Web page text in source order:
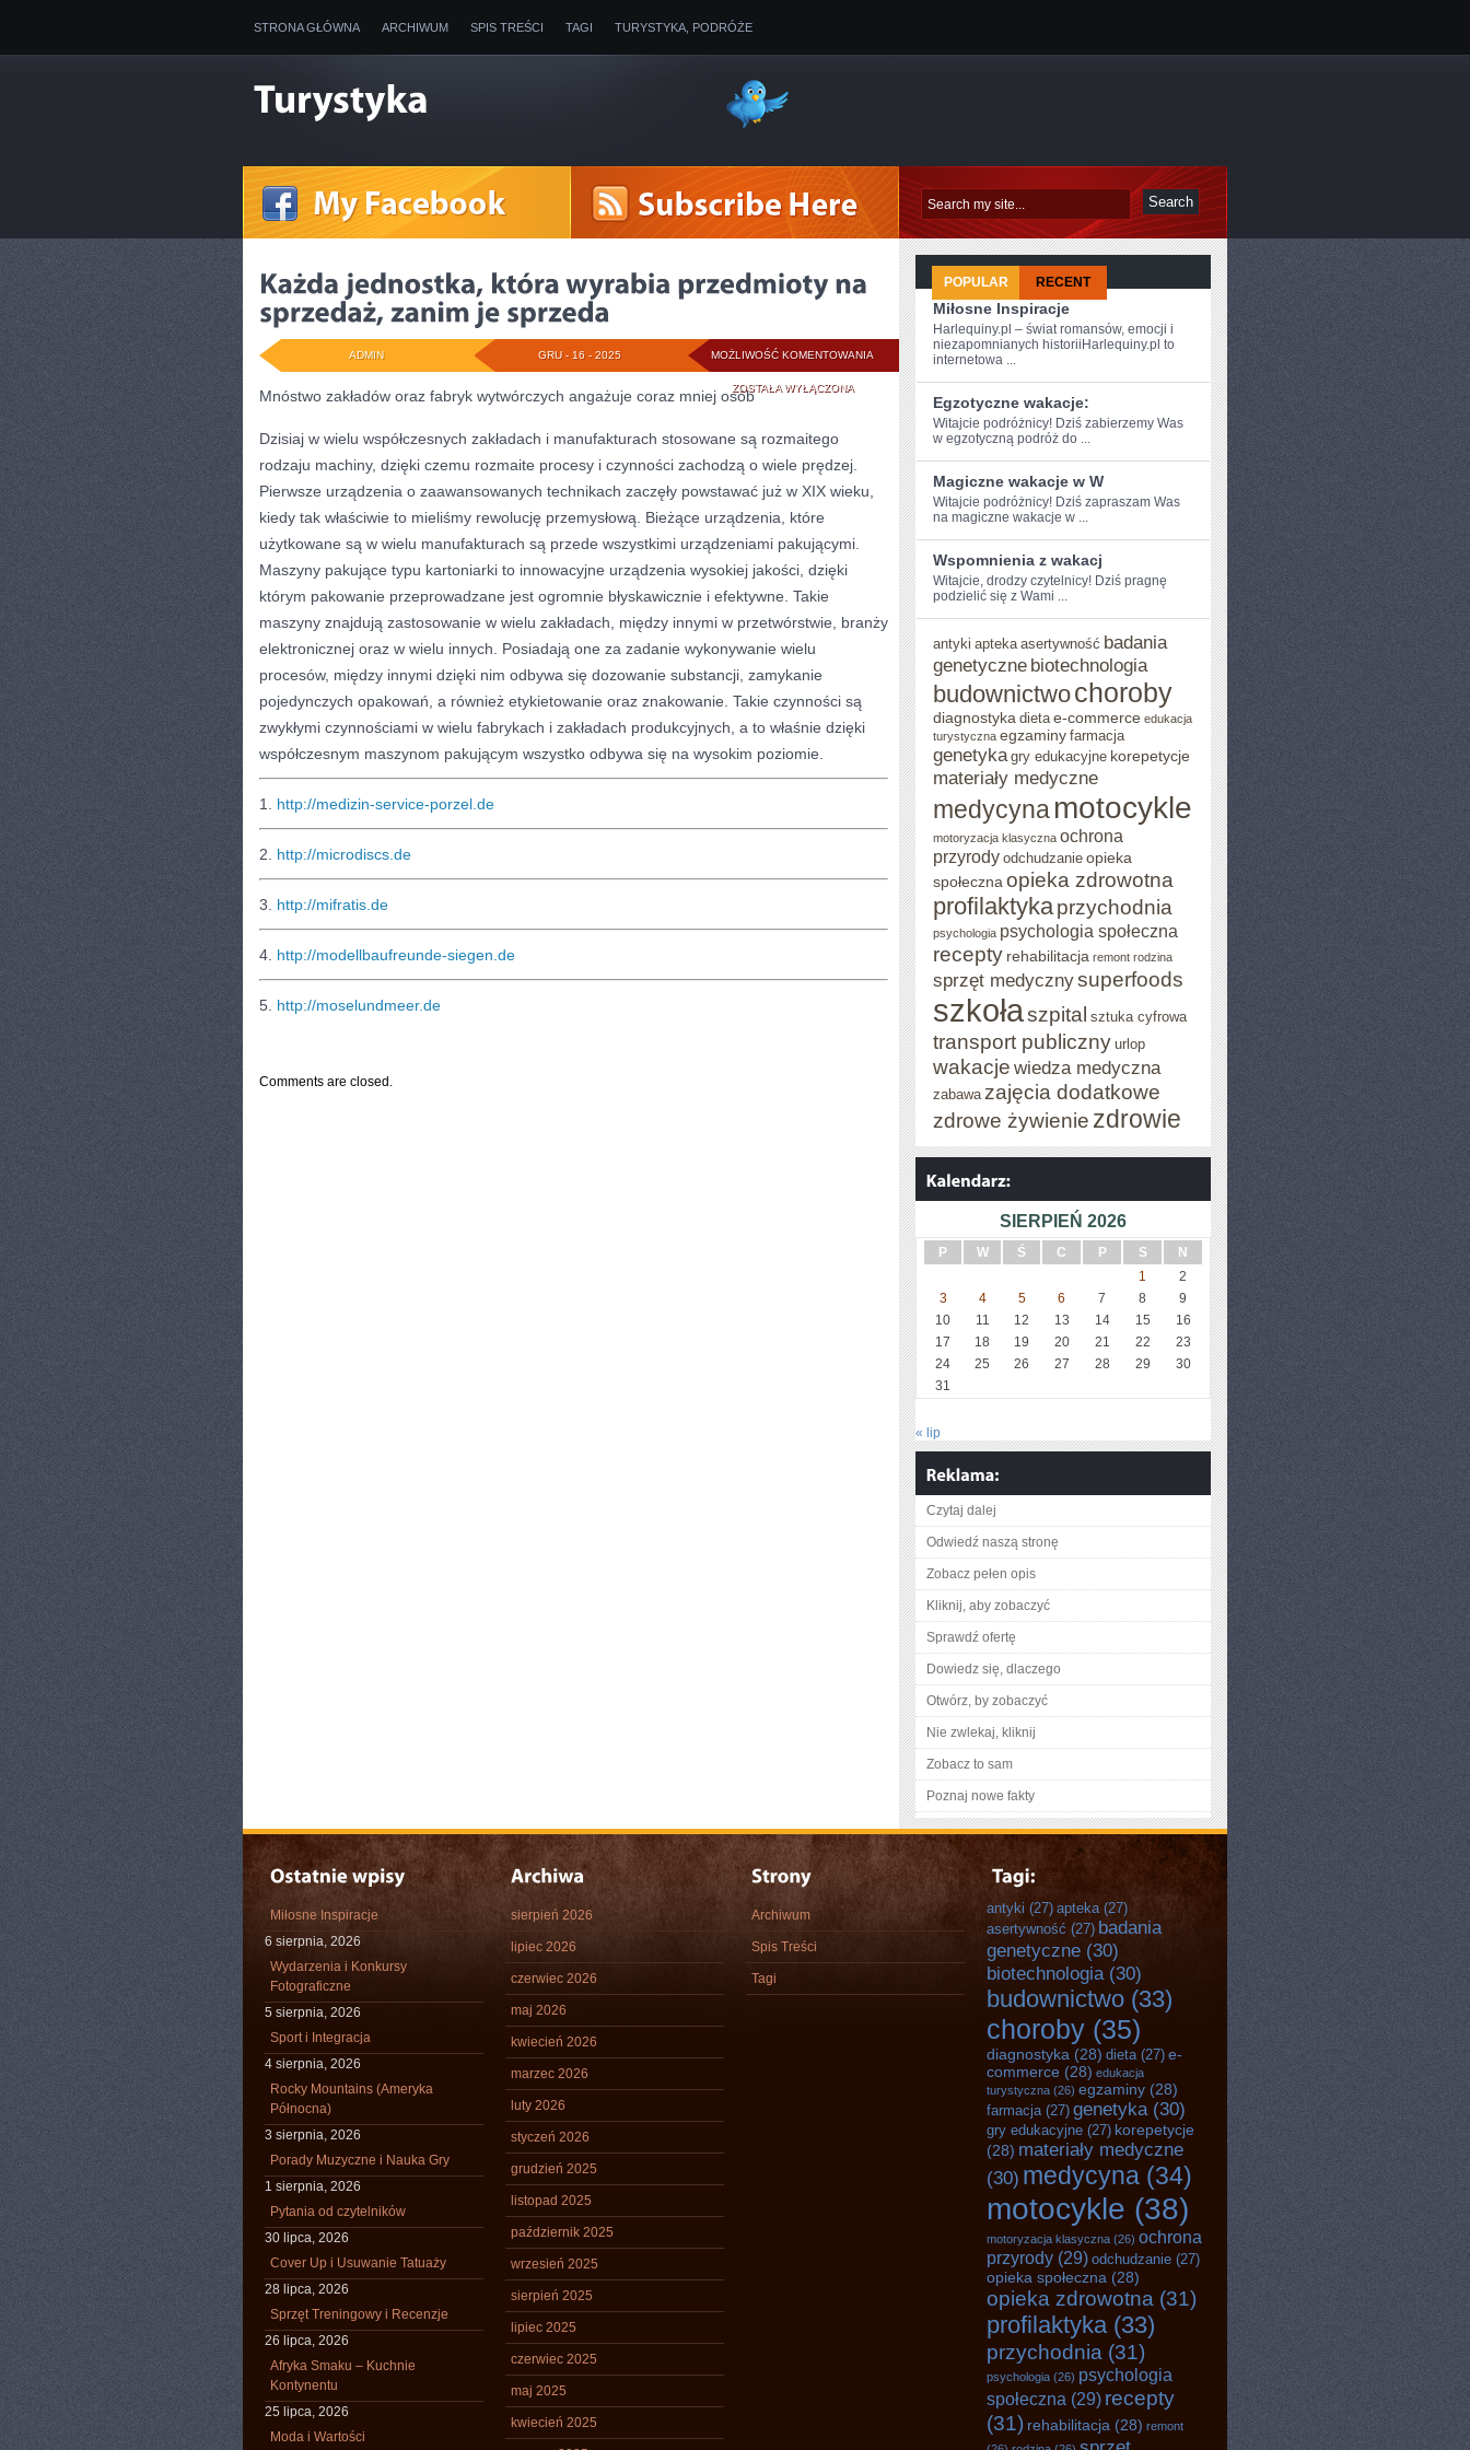
STRONA GŁÓWNA ARCHIWUM SPIS TREŚCI TAGI TURYSTYKA, PODRÓŻE
MOŻLIWOŚĆ KOMENTOWANIA KAŻDA
JEDNOSTKA,
KTÓRA
WYRABIA
PRZEDMIOTY
SPRZEDAŻ,
ZANIM
JE
SPRZEDA
ZOSTAŁA WYŁĄCZONA
GRU - 16 - 2025
ADMIN
Mnóstwo zakładów oraz fabryk wytwórczych angażuje coraz mniej osób
Dzisiaj w wielu współczesnych zakładach i manufakturach stosowane są rozmaitego
rodzaju machiny, dzięki czemu rozmaite procesy i czynności zachodzą o wiele prędzej.
Pierwsze urządzenia o zaawansowanych technikach zaczęły powstawać już w XIX wieku,
kiedy tak właściwie to mieliśmy rewolucję przemysłową. Bieżące urządzenia, które
użytkowane są w wielu manufakturach są przede wszystkimi urządzeniami pakującymi.
Maszyny pakujące typu kartoniarki to innowacyjne urządzenia wysokiej jakości, dzięki
którym pakowanie przeprowadzane jest ogromnie błyskawicznie i efektywne. Takie
maszyny znajdują zastosowanie w wielu zakładach, między innymi w przetwórstwie, branży
elektronicznej oraz w wielu innych. Posiadają one za zadanie wykonywanie wielu
procesów, między innymi dzięki nim odbywa się dozowanie substancji, zamykanie
pojedynczych opakowań, a również etykietowanie oraz znakowanie. Takie czynności są
zwykłymi czynnościami w wielu fabrykach i zakładach produkcyjnych, a to właśnie dzięki
współczesnym maszynom pakującym wszystko odbywa się na wysokim poziomie.
1. http://medizin-service-porzel.de
2. http://microdiscs.de
3. http://mifratis.de
4. http://modellbaufreunde-siegen.de
5. http://moselundmeer.de
Comments are closed.
POPULAR RECENT
Miłosne Inspiracje
Harlequiny.pl – świat romansów, emocji i
niezapomnianych historiiHarlequiny.pl to
internetowa ...
Egzotyczne wakacje:
Witajcie podróżnicy! Dziś zabierzemy Was
w egzotyczną podróż do⁣ ...
Magiczne wakacje w W
Witajcie podróżnicy! Dziś zapraszam Was
na magiczne wakacje w ...
Wspomnienia z wakacj
Witajcie, ⁣drodzy ‌czytelnicy! Dziś ​pragnę
podzielić się z Wami ...
antyki apteka asertywność badania
genetyczne biotechnologia
budownictwochoroby
diagnostyka dieta e-commerce edukacja
turystyczna egzaminy farmacja
genetyka gry edukacyjne korepetycje
materiały medyczne
medycynamotocykle
motoryzacja klasyczna ochrona
przyrody odchudzanie opieka
społeczna opieka zdrowotna
profilaktykaprzychodnia
psychologia psychologia społeczna
recepty rehabilitacja remont rodzina
sprzęt medycznysuperfoods
szkołaszpital sztuka cyfrowa
transport publiczny urlop
wakacje wiedza medyczna
zabawa zajęcia dodatkowe
zdrowe żywienie zdrowie
SIERPIEŃ 2026
P W Ś C P S
N
1
2
3
4 5 6 7 8
9
10
11 12 13 14 15
16
17
18 19 20 21 22
23
24
25 26 27 28 29
30
31
« lip
Czytaj dalej
Odwiedź naszą stronę
Zobacz pełen opis
Kliknij, aby zobaczyć
Sprawdź ofertę
Dowiedz się, dlaczego
Otwórz, by zobaczyć
Nie zwlekaj, kliknij
Zobacz to sam
Poznaj nowe fakty
Miłosne Inspiracje
6 sierpnia, 2026
Wydarzenia i Konkursy
Fotograficzne
5 sierpnia, 2026
Sport i Integracja
4 sierpnia, 2026
Rocky Mountains (Ameryka
Północna)
3 sierpnia, 2026
Porady Muzyczne i Nauka Gry
1 sierpnia, 2026
Pytania od czytelników
30 lipca, 2026
Cover Up i Usuwanie Tatuaży
28 lipca, 2026
Sprzęt Treningowy i Recenzje
26 lipca, 2026
Afryka Smaku – Kuchnie
Kontynentu
25 lipca, 2026
Moda i Wartości
sierpień 2026
lipiec 2026
czerwiec 2026
maj 2026
kwiecień 2026
marzec 2026
luty 2026
styczeń 2026
grudzień 2025
listopad 2025
październik 2025
wrzesień 2025
sierpień 2025
lipiec 2025
czerwiec 2025
maj 2025
kwiecień 2025
Archiwum
Spis Treści
Tagi
antyki (27) apteka(27)
asertywność (27) badania
genetyczne (30)
biotechnologia(30)
budownictwo (33)
choroby (35)
diagnostyka (28) dieta(27) e-
commerce (28) edukacja
turystyczna (26) egzaminy (28)
farmacja(27) genetyka(30)
gry edukacyjne (27) korepetycje
(28) materiały medyczne
(30) medycyna (34)
motocykle (38)
motoryzacja klasyczna (26) ochrona
przyrody (29) odchudzanie (27)
opieka społeczna (28)
opieka zdrowotna (31)
profilaktyka(33)
przychodnia (31)
psychologia (26) psychologia
społeczna (29) recepty
(31) rehabilitacja (28) remont